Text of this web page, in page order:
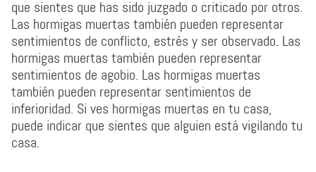
que sientes que has sido juzgado o criticado por otros.
Las hormigas muertas también pueden representar
sentimientos de conflicto, estrés y ser observado. Las
hormigas muertas también pueden representar
sentimientos de agobio. Las hormigas muertas
también pueden representar sentimientos de
inferioridad. Si ves hormigas muertas en tu casa,
puede indicar que sientes que alguien está vigilando tu
casa.